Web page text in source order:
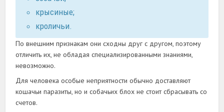
крысиные;
кроличьи.
По внешним признакам они сходны друг с другом, поэтому
отличить их, не обладая специализированными знаниями,
невозможно.
Для человека особые неприятности обычно доставляют
кошачьи паразиты, но и собачьих блох не стоит сбрасывать со
счетов.